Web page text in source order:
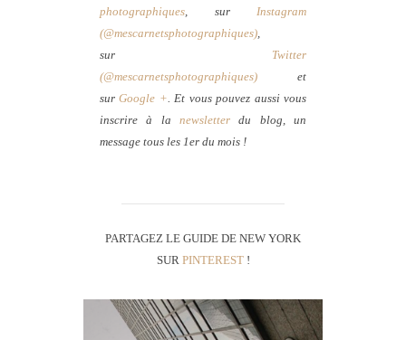
photographiques, sur Instagram
(@mescarnetsphotographiques),
sur Twitter
(@mescarnetsphotographiques) et
surGoogle +. Et vous pouvez aussi vous
inscrire à la newsletter du blog, un
message tous les 1er du mois !
PARTAGEZ LE GUIDE DE NEW YORK
SUR PINTEREST!